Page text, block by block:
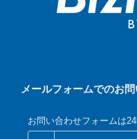
メールフォームでのお
お問い合わせフォームは24